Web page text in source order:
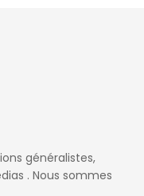
généralistes,
. Nous sommes